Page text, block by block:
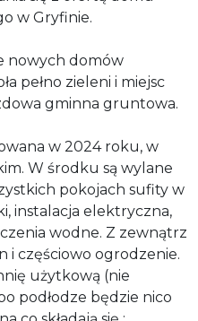
w Gryfinie.
nowych domów
pełno zieleni i miejsc
gminna gruntowa.
w 2024 roku, w
W środku są wylane
pokojach sufity w
instalacja elektryczna,
wodne. Z zewnątrz
częściowo ogrodzenie.
użytkową (nie
podłodze będzie nico